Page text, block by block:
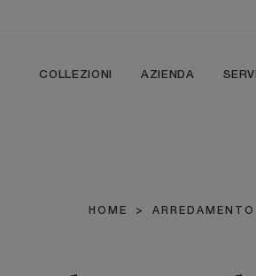
COLLEZIONI AZIENDA
HOME >